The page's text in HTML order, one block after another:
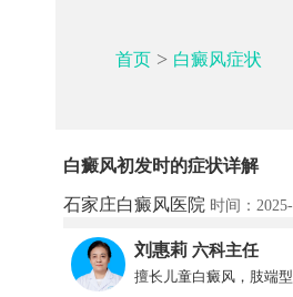
首页> 白癜风症状
白癜风初发时的症状详解
石家庄白癜风医院 时间：
刘惠莉 六科主任
擅长儿童白癜风，肢端